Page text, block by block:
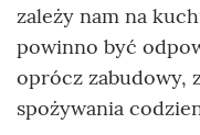
zależy nam na
powinno być
oprócz zabudowy,
spożywania